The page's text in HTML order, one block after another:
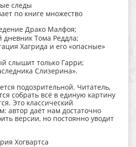
следы
по книге множество
Драко Малфоя;
дневник Тома Реддла;
Хагрида и его «опасные»
слышит только Гарри;
Слизерина».
подозрительной. Читатель,
собрать всё в единую картину
Это классический
автор даёт нам достаточно
версии, но постоянно уводит
Хогвартса